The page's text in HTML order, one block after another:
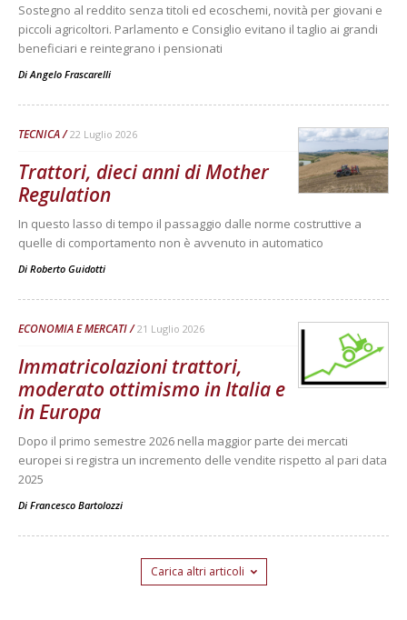
Sostegno al reddito senza titoli ed ecoschemi, novità per giovani e
piccoli agricoltori. Parlamento e Consiglio evitano il taglio ai grandi
beneficiari e reintegrano i pensionati
Di Angelo Frascarelli
TECNICA 22 Luglio 2026
Trattori, dieci anni di Mother
Regulation
In questo lasso di tempo il passaggio dalle norme costruttive a
quelle di comportamento non è avvenuto in automatico
Di Roberto Guidotti
ECONOMIA E MERCATI 21 Luglio 2026
Immatricolazioni trattori,
moderato ottimismo in Italia e
in Europa
Dopo il primo semestre 2026 nella maggior parte dei mercati
europei si registra un incremento delle vendite rispetto al pari data
2025
Di Francesco Bartolozzi
Carica altri articoli